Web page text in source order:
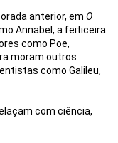
anterior, em O
Annabel, a feiticeira
como Poe,
moram outros
como Galileu,
com ciência,